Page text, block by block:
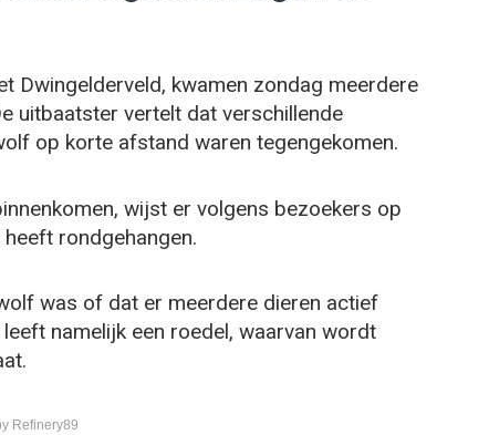
Dwingelderveld, kwamen zondag meerdere
uitbaatster vertelt dat verschillende
op korte afstand waren tegengekomen.
wijst er volgens bezoekers op
rondgehangen.
was of dat er meerdere dieren actief
namelijk een roedel, waarvan wordt
Refinery89